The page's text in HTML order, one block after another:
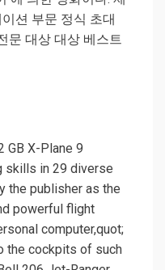
션 부문 정식 초대
문 대상 대상 베스트
GB X-Plane 9
skills in 29 diverse
the publisher as the
powerful flight
computer,quot;
the cockpits of such